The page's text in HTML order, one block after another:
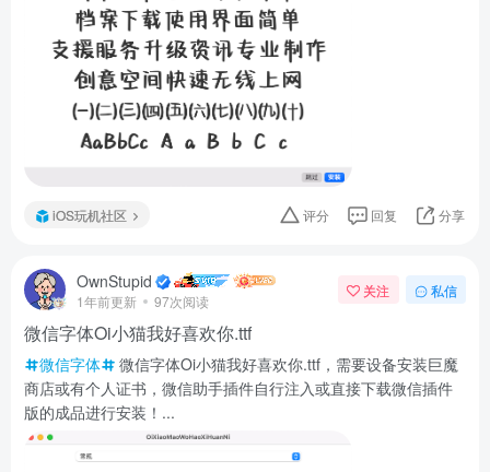
iOS玩机社区 评分 回复 分享
OwnStupid
1年前更新 97次阅读
关注 私信
微信字体Oi小猫我好喜欢你.ttf
微信字体
微信字体Oi小猫我好喜欢你.ttf，需要设备安装巨魔
商店或有个人证书，微信助手插件自行注入或直接下载微信插件
版的成品进行安装！...